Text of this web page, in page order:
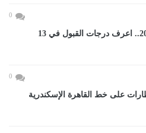
0
تنسيق الثانوى العام 2027.. اعرف درجات القبول في 13
0
على خط القاهرة الإسكندرية